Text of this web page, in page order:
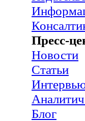
Пресс-
Новости
Статьи
Блог